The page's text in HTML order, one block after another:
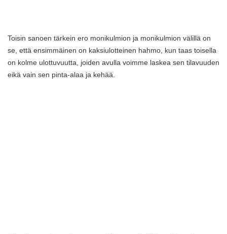
Toisin sanoen tärkein ero monikulmion ja monikulmion välillä on
se, että ensimmäinen on kaksiulotteinen hahmo, kun taas toisella
on kolme ulottuvuutta, joiden avulla voimme laskea sen tilavuuden
eikä vain sen pinta-alaa ja kehää.